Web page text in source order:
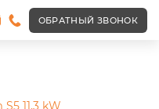
follow"/>
ОБРАТНЫЙ ЗВОНОК
11,3 kW